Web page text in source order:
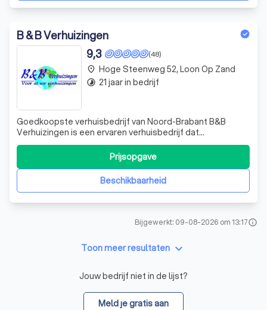
B & B Verhuizingen
(48)
9,3
Goedkoopste verhuisbedrijf van Noord-Brabant B&B
Verhuizingen is een ervaren verhuisbedrijf dat
gespecialiseerd is in particuliere verhuizingen binnen
Nederland voor een scherpe prijs. Al 22 jaar de
goedkoopste. Ook kunt u bij B&B Verhuizingen terecht
voor uw bedrijfs- en projectverhuizingen. Sinds
Beschikbaarheid
Prijsopgave
place Hoge Steenweg 52, Loon Op Zand
timelapse 21 jaar in bedrijf
Bijgewerkt: 09-08-2026 om 13:17info
Toon meer resultaten keyboard_arrow_down
Jouw bedrijf niet in de lijst?
Meld je gratis aan